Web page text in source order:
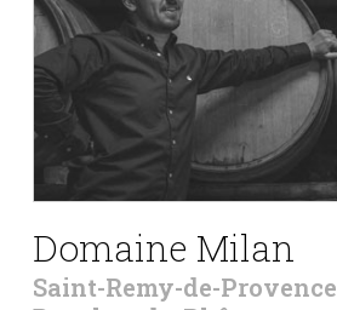
Domaine Milan
Saint-Remy-de-Provence